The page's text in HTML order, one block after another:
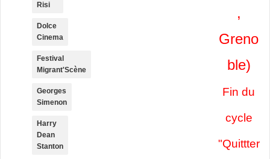
,
Greno
ble)
Fin du
cycle
"Quittter
Risi
Dolce
Cinema
Festival
Migrant'Scène
Georges
Simenon
Harry
Dean
Stanton